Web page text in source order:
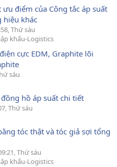
điểm của Công tắc áp suất
hiệu khác
Thứ sáu
khẩu-Logistics
cực EDM, Graphite lõi
sáu
hồ áp suất chi tiết
Thứ sáu
tóc thật và tóc giả sợi tổng
Thứ sáu
khẩu-Logistics